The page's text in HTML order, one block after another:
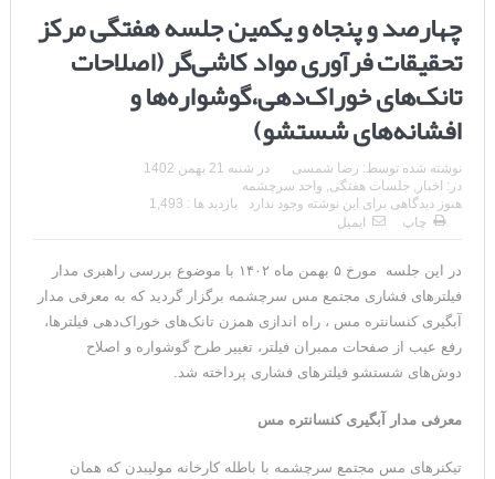
چهارصد و پنجاه و یکمین جلسه هفتگی مرکز
تحقیقات فرآوری مواد کاشی‌گر (اصلاحات
تانک‌های خوراک‌دهی،گوشواره‌ها و
افشانه‌های شستشو)
نوشته شده توسط: رضا شمسی در شنبه 21 بهمن 1402
در: اخبار , جلسات هفتگی, واحد سرچشمه
هنوز دیدگاهی برای این نوشته وجود ندارد
بازدید ها : 1,493
چاپ
ایمیل
در این جلسه مورخ ۵ بهمن ماه ۱۴۰۲ با موضوع بررسی راهبری مدار
فیلترهای فشاری مجتمع مس سرچشمه برگزار گردید که به معرفی مدار
آبگیری کنسانتره مس ، راه اندازی همزن تانک‌های خوراک‌دهی فیلترها،
رفع عیب از صفحات ممبران فیلتر، تغییر طرح گوشواره و اصلاح
دوش‌های شستشو فیلترهای فشاری پرداخته شد.
معرفی مدار آبگیری کنسانتره مس
تیکنرهای مس مجتمع سرچشمه با باطله کارخانه مولیبدن که همان